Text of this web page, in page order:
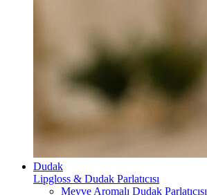
Dudak
Lipgloss & Dudak Parlatıcısı
Meyve Aromalı Dudak Parlatıcısı